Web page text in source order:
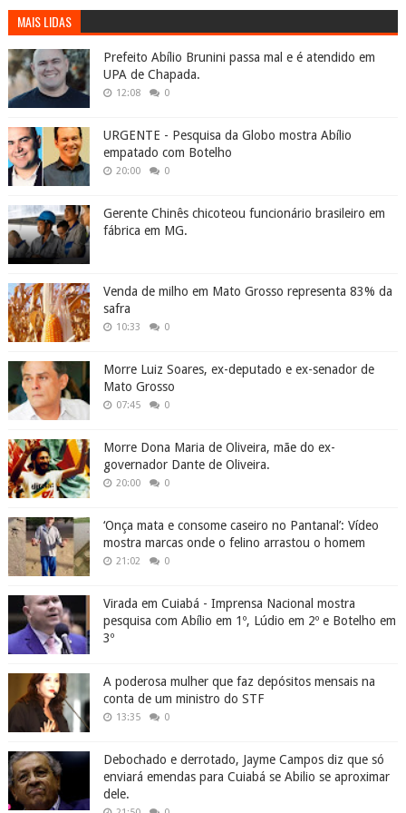
MAIS LIDAS
Prefeito Abílio Brunini passa mal e é atendido em
UPA de Chapada.
12:08 0
URGENTE - Pesquisa da Globo mostra Abílio
empatado com Botelho
20:00 0
Gerente Chinês chicoteou funcionário brasileiro em
fábrica em MG.
Venda de milho em Mato Grosso representa 83% da
safra
10:33 0
Morre Luiz Soares, ex-deputado e ex-senador de
Mato Grosso
07:45 0
Morre Dona Maria de Oliveira, mãe do ex-
governador Dante de Oliveira.
20:00 0
‘Onça mata e consome caseiro no Pantanal’: Vídeo
mostra marcas onde o felino arrastou o homem
21:02 0
Virada em Cuiabá - Imprensa Nacional mostra
pesquisa com Abílio em 1º, Lúdio em 2º e Botelho em
3º
A poderosa mulher que faz depósitos mensais na
conta de um ministro do STF
13:35 0
Debochado e derrotado, Jayme Campos diz que só
enviará emendas para Cuiabá se Abilio se aproximar
dele.